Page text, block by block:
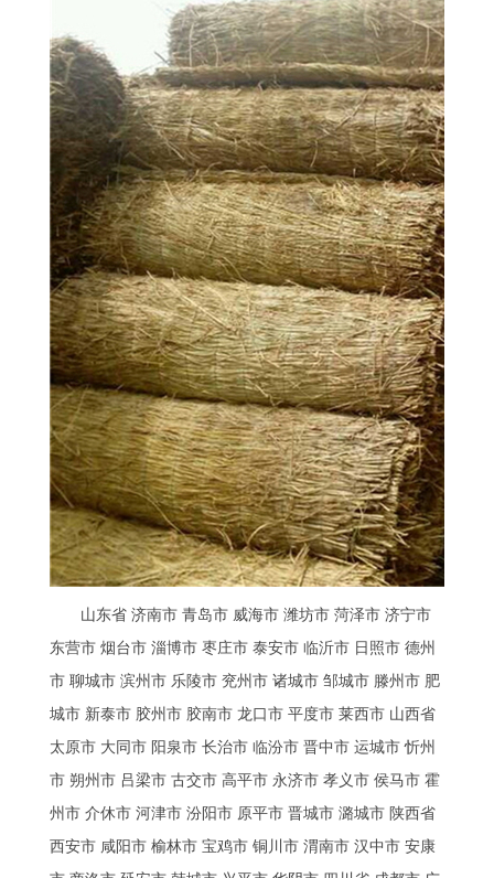
山东省 济南市 青岛市 威海市 潍坊市 菏泽市 济宁市
东营市 烟台市 淄博市 枣庄市 泰安市 临沂市 日照市 德州
市 聊城市 滨州市 乐陵市 兖州市 诸城市 邹城市 滕州市 肥
城市 新泰市 胶州市 胶南市 龙口市 平度市 莱西市 山西省
太原市 大同市 阳泉市 长治市 临汾市 晋中市 运城市 忻州
市 朔州市 吕梁市 古交市 高平市 永济市 孝义市 侯马市 霍
州市 介休市 河津市 汾阳市 原平市 晋城市 潞城市 陕西省
西安市 咸阳市 榆林市 宝鸡市 铜川市 渭南市 汉中市 安康